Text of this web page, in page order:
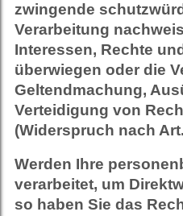
zwingende
Verarbeitung
Interessen, Rechte
überwiegen oder die
Geltendmachung,
Verteidigung von
(Widerspruch nach
Werden Ihre
verarbeitet, um
so haben Sie das